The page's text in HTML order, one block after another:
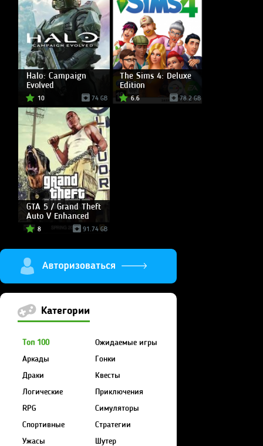
Halo: Campaign
Evolved
10 74 GB
The Sims 4: Deluxe
Edition
6.6 78.2 GB
GTA 5 / Grand Theft
Auto V Enhanced
8 91.74 GB
Категории
Топ 100
Ожидаемые игры
Аркады
Гонки
Драки
Квесты
Логические
Приключения
RPG
Симуляторы
Спортивные
Стратегии
Ужасы
Шутер